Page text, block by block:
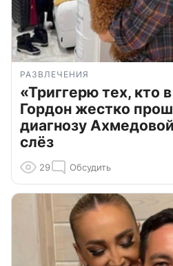
РАЗВЛЕЧЕНИЯ
«Триггерю тех, кто
Гордон жестко
диагнозу
слёз
29 Обсудить